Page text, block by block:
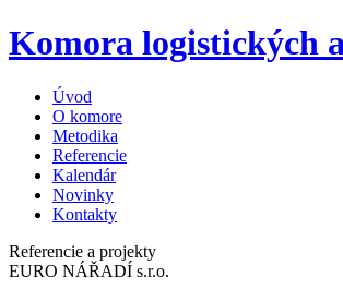
Komora logistických
Úvod
O komore
Metodika
Referencie
Kalendár
Novinky
Kontakty
Referencie a projekty
EURO NÁŘADÍ s.r.o.